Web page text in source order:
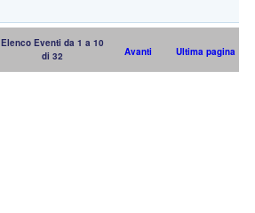
Elenco Eventi da 1 a 10
di 32
Avanti Ultima pagina